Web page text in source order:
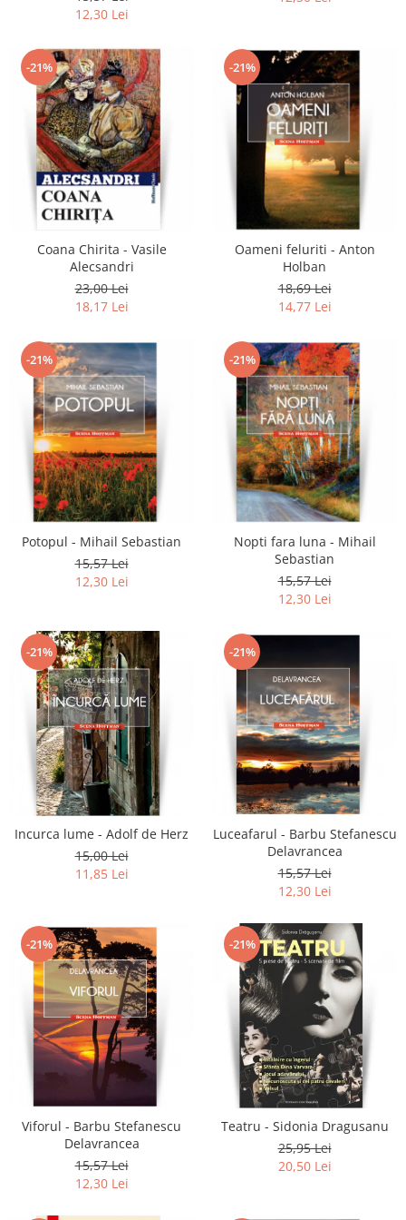
12,30 Lei
-21%
Coana Chirita - Vasile
Alecsandri
23,00 Lei
18,17 Lei
-21%
Oameni feluriti - Anton
Holban
18,69 Lei
14,77 Lei
-21%
Potopul - Mihail Sebastian
15,57 Lei
12,30 Lei
-21%
Nopti fara luna - Mihail
Sebastian
15,57 Lei
12,30 Lei
-21%
Incurca lume - Adolf de Herz
15,00 Lei
11,85 Lei
-21%
Luceafarul - Barbu Stefanescu
Delavrancea
15,57 Lei
12,30 Lei
-21%
Viforul - Barbu Stefanescu
Delavrancea
15,57 Lei
12,30 Lei
-21%
Teatru - Sidonia Dragusanu
25,95 Lei
20,50 Lei